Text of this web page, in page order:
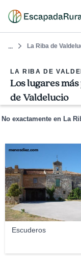
... La Riba de
LA RIBA DE
Los lugares
de Valdelucio
No exactamente en La
Escuderos
menosdiez.com